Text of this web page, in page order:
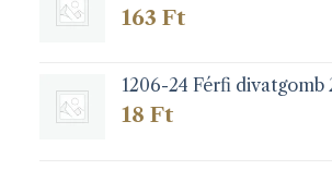
163 Ft
1206-24 Férfi divatgomb
18 Ft